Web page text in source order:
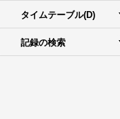
タイムテーブル(D)
記録の検索